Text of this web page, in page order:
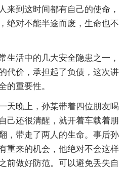
来到这时间都有自己的使命，
绝对不能半途而废，生命也不
生活中的几大安全隐患之一，
代价，承担起了负债，这次讲
的重要性。
天晚上，孙某带着四位朋友喝
己还很清醒，就开着车载着朋
，带走了两人的生命。事后孙
重来的机会，他绝对不会这样
前做好防范。可以避免丢失自